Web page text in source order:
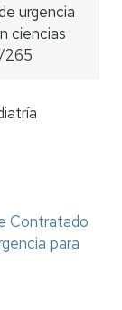
urgencia
ciencias
265
Contratado
para